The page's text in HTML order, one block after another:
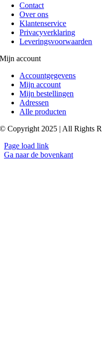
Contact
Over ons
Klantenservice
Privacyverklaring
Leveringsvoorwaarden
Mijn account
Accountgegevens
Mijn account
Mijn bestellingen
Adressen
Alle producten
© Copyright 2025 | All Rights
Page load link
Ga naar de bovenkant